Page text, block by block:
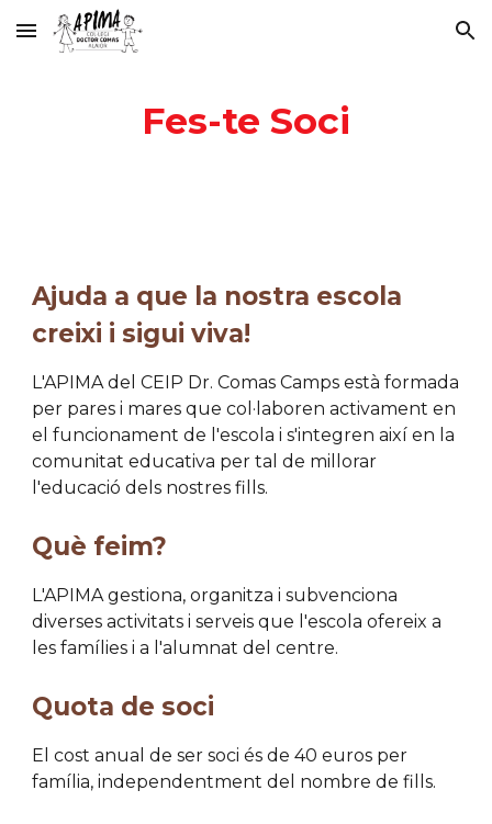
Skip to main content Skip to navigation
Fes-te Soci
Ajuda a que la nostra escola
creixi i sigui viva!
L'APIMA del CEIP Dr. Comas Camps està formada
per pares i mares que col·laboren activament en
el funcionament de l'escola i s'integren així en la
comunitat educativa per tal de millorar
l'educació dels nostres fills.
Què feim?
L'APIMA gestiona, organitza i subvenciona
diverses activitats i serveis que l'escola ofereix a
les famílies i a l'alumnat del centre.
Quota de soci
El cost anual de ser soci és de 40 euros per
família, independentment del nombre de fills.